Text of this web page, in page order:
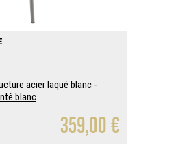
acier laqué blanc -
blanc
359,00 €